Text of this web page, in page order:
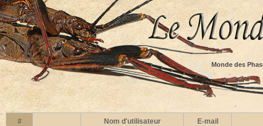
Monde des
# Nom d'utilisateur
E-mail